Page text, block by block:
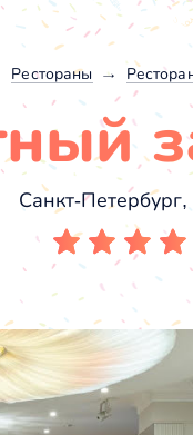
Рестораны
Санкт-